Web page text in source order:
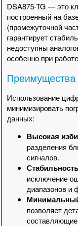
DSA875-TG — это
построенный на
(промежуточной
гарантирует
недоступны
особенно при
Использование
минимизировать
данных:
Высокая
разделения
сигналов.
исключение
диапазонов и
позволяет